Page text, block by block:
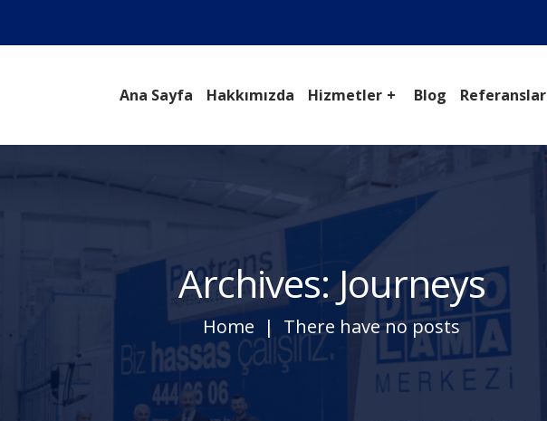
Ana Sayfa Hakkımızda Hizmetler Blog Referanslar
Archives: Journeys
Home There have no posts